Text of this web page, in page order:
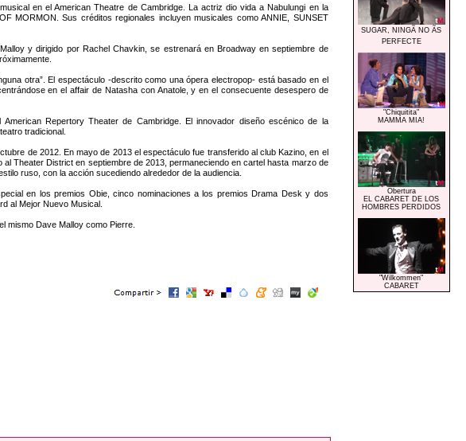
en el American Theatre de Cambridge. La actriz dio vida a Nabulungi en la
MORMON. Sus créditos regionales incluyen musicales como ANNIE, SUNSET
y dirigido por Rachel Chavkin, se estrenará en Broadway en septiembre de
otra”. El espectáculo -descrito como una ópera electropop- está basado en el
en el affair de Natasha con Anatole, y en el consecuente desespero de
Repertory Theater de Cambridge. El innovador diseño escénico de la
tradicional.
de 2012. En mayo de 2013 el espectáculo fue transferido al club Kazino, en el
Theater District en septiembre de 2013, permaneciendo en cartel hasta marzo de
ruso, con la acción sucediendo alrededor de la audiencia.
en los premios Obie, cinco nominaciones a los premios Drama Desk y dos
al Mejor Nuevo Musical.
mismo Dave Malloy como Pierre.
SUGAR, NINGÃ NO ÃS
PERFECTE
"Chiquitita"
MAMMA MIA!
Obertura
EL CABARET DE LOS
HOMBRES PERDIDOS
"Wilkommen"
CABARET